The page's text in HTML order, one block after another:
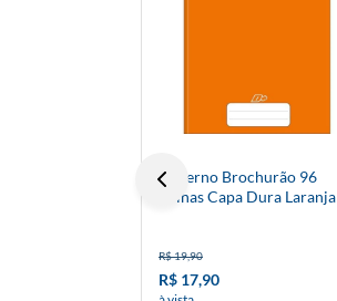
Caderno Brochurão 96
Folhas Capa Dura Laranja
R$ 19,90
R$ 17,90